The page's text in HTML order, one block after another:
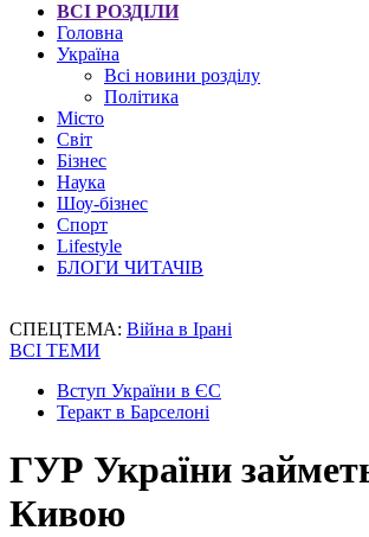
ВСІ РОЗДІЛИ
Головна
Україна
Всі новини розділу
Політика
Місто
Світ
Бізнес
Наука
Шоу-бізнес
Спорт
Lifestyle
БЛОГИ ЧИТАЧІВ
СПЕЦТЕМА: Війна в Ірані
ВСІ ТЕМИ
Вступ України в ЄС
Теракт в Барселоні
ГУР України
Кивою